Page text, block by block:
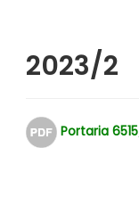
2023/2
Portaria